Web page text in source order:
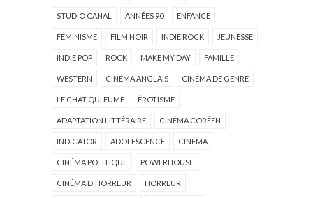
STUDIO CANAL ANNÉES 90 ENFANCE
FÉMINISME FILM NOIR INDIE ROCK JEUNESSE
INDIE POP ROCK MAKE MY DAY FAMILLE
WESTERN CINÉMA ANGLAIS CINÉMA DE GENRE
LE CHAT QUI FUME ÉROTISME
ADAPTATION LITTÉRAIRE CINÉMA CORÉEN
INDICATOR ADOLESCENCE CINÉMA
CINÉMA POLITIQUE POWERHOUSE
CINÉMA D'HORREUR HORREUR